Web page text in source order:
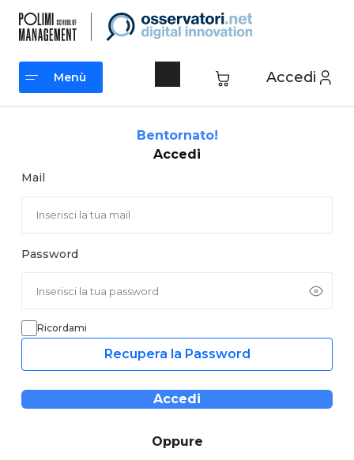
contenuto
Accedi
Menù
Bentornato!
Accedi
Mail
Password
Ricordami
Recupera la Password
Accedi
Oppure